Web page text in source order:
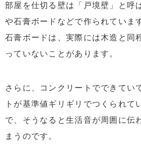
部屋を仕切る壁は「戸境壁」と呼
や石膏ボードなどで作られていま
石膏ボードは、実際には木造と同
っていないことがあります。
さらに、コンクリートでできてい
トが基準値ギリギリでつくられて
で、そうなると生活音が周囲に伝
まうのです。